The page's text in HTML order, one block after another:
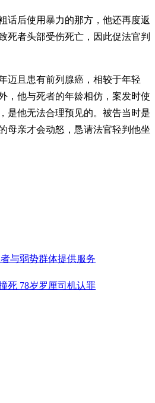
话后使用暴力的那方，他还再度返
死者头部受伤死亡，因此促法官判
迈且患有前列腺癌，相较于年轻
，他与死者的年龄相仿，案发时使
是他无法合理预见的。被告当时是
母亲才会动怒，恳请法官轻判他坐
与弱势群体提供服务
死 78岁罗厘司机认罪